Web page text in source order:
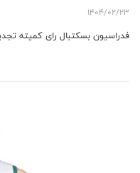
1404/02/23
فدراسیون بسکتبال رای کمیته